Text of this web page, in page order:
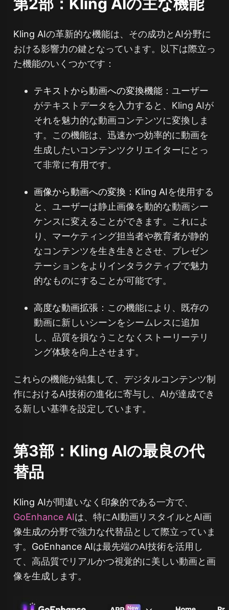
Kling AIの革新的な機能は、その成功とAI分野に
おける影響力の鍵となっています。以下は際立っ
た機能のいくつかです：
テキストから動画への変換機能：ユーザー
がテキストデータを入力すると、Kling AIが
それを魅力的な動画コンテンツに変換しま
す。この機能は、迅速かつ効率的に動画を
生成したいコンテンツクリエイターにとっ
て非常に有用です。
画像から動画への変換 ： Kling AIを使用する
と、ユーザーは静止画像を動的な動画シー
ケンスに変えることができます。これによ
り、マーケティング担当者や教育者が静的
なコンテンツを生き生きとさせ、プレゼン
テーションをよりインタラクティブで魅力
的なものにすることが可能です。
高度な動画拡張 ：この機能により、既存の
動画に新しいシーンをシームレスに追加
し、品質を損なうことなくストーリーテリ
ング体験を向上させます。
これらの機能が結集して、デジタルコンテンツ制
作におけるAI技術の進化に寄与し、AIが達成でき
る新しい基準を設定しています。
第3部：Kling AIの最良の代
替品
Kling AIが間違いなく印象的である一方で、
GoEnhance AIは、特にAI動画リスタイルとAI画
像生成の分野で強力な代替品として際立っていま
す。 GoEnhance AIは最先端のAI技術を活用し
て、高品質でリアルかつ視覚的に美しい動画と画
像を生成します。